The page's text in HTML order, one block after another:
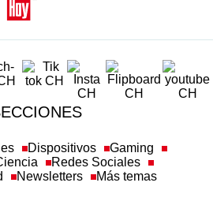
Dispositivos
Gaming
Redes Sociales
Newsletters Más temas